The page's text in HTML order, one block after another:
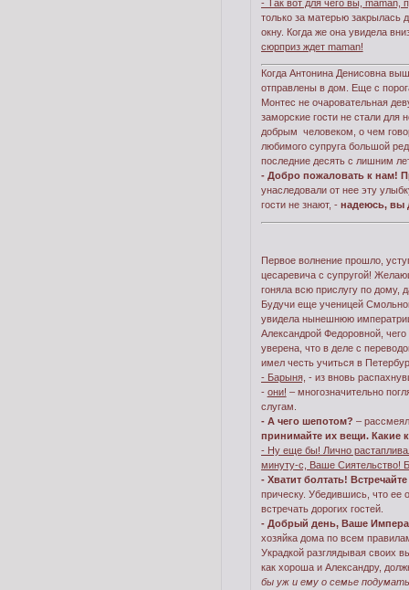
- Так вот для чего вы, maman,
только за матерью закрылась
окну. Когда же она увидела
сюрприз ждет maman!
Когда Антонина Денисовна
отправлены в дом. Еще с
Монтес не очаровательная
заморские гости не стали
добрым человеком, о чем
любимого супруга большой
последние десять с лишним
- Добро пожаловать к нам!
унаследовали от нее эту
гости не знают, - надеюсь, вы
Первое волнение прошло,
цесаревича с супругой!
гоняла всю прислугу по дому,
Будучи еще ученицей
увидела нынешнюю
Александрой Федоровной,
уверена, что в деле с
имел честь учиться в
- Барыня, - из вновь
- они! – многозначительно
слугам.
- А чего шепотом? –
принимайте их вещи. Какие
- Ну еще бы! Лично
минуту-с, Ваше Сиятельство!
- Хватит болтать!
прическу. Убедившись, что ее
встречать дорогих гостей.
- Добрый день, Ваше
хозяйка дома по всем
Украдкой разглядывая своих
как хороша и Александру,
бы уж и ему о семье